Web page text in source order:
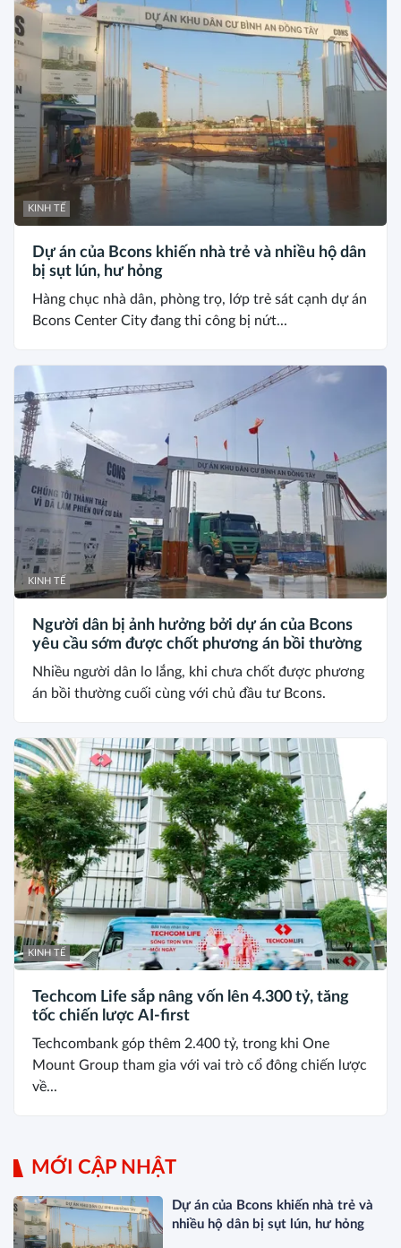
KINH TẾ
Dự án của Bcons khiến nhà trẻ và nhiều hộ dân
bị sụt lún, hư hỏng
Hàng chục nhà dân, phòng trọ, lớp trẻ sát cạnh dự án
Bcons Center City đang thi công bị nứt...
KINH TẾ
Người dân bị ảnh hưởng bởi dự án của Bcons
yêu cầu sớm được chốt phương án bồi thường
Nhiều người dân lo lắng, khi chưa chốt được phương
án bồi thường cuối cùng với chủ đầu tư Bcons.
KINH TẾ
Techcom Life sắp nâng vốn lên 4.300 tỷ, tăng
tốc chiến lược AI-first
Techcombank góp thêm 2.400 tỷ, trong khi One
Mount Group tham gia với vai trò cổ đông chiến lược
về...
MỚI CẬP NHẬT
Dự án của Bcons khiến nhà trẻ và
nhiều hộ dân bị sụt lún, hư hỏng